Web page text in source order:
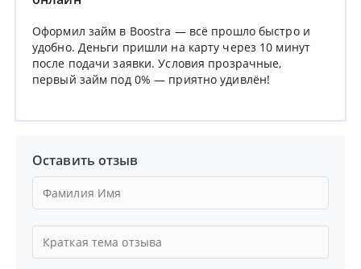
Оформил займ в Boostra — всё прошло быстро и
удобно. Деньги пришли на карту через 10 минут
после подачи заявки. Условия прозрачные,
первый займ под 0% — приятно удивлён!
Оставить отзыв